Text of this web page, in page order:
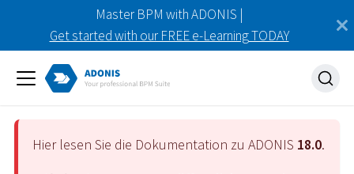
Master BPM with ADONIS |
Get started with our FREE e-Learning TODAY
Hier lesen Sie die Dokumentation zu ADONIS 18.0.